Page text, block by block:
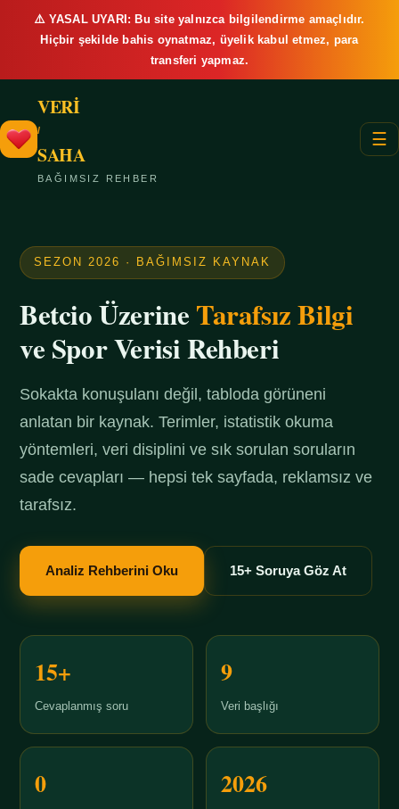
⚠️ YASAL UYARI: Bu site yalnızca bilgilendirme amaçlıdır.
Hiçbir şekilde bahis oynatmaz, üyelik kabul etmez, para
transferi yapmaz.
VERİ
/
SAHA
BAĞIMSIZ REHBER
☰
SEZON 2026 · BAĞIMSIZ KAYNAK
Betcio ÜzerineTarafsız Bilgi
ve Spor Verisi Rehberi
Sokakta konuşulanı değil, tabloda görüneni
anlatan bir kaynak. Terimler, istatistik okuma
yöntemleri, veri disiplini ve sık sorulan soruların
sade cevapları — hepsi tek sayfada, reklamsız ve
tarafsız.
Analiz Rehberini Oku 15+ Soruya Göz At
15+
Cevaplanmış soru
9
Veri başlığı
0 2026